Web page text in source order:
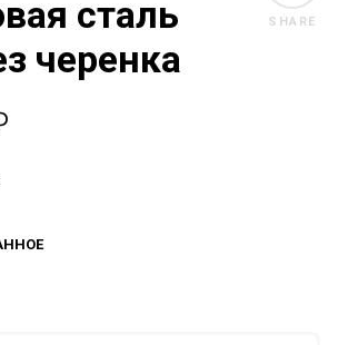
SHARE
сталь
черенка